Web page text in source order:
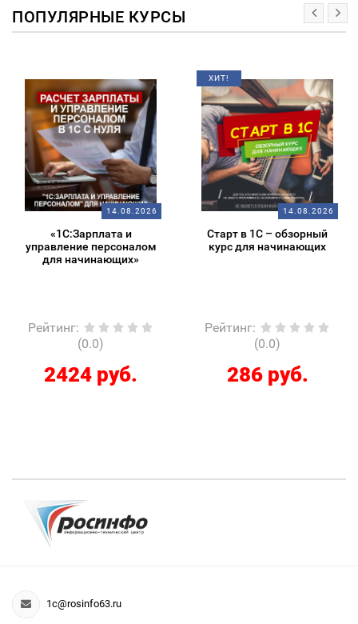
ПОПУЛЯРНЫЕ КУРСЫ
14.08.2026
«1С:Зарплата и
управление персоналом
для начинающих»
Рейтинг:
(0.0)
2424 руб.
ХИТ!
14.08.2026
Старт в 1С – обзорный
курс для начинающих
Рейтинг:
(0.0)
286 руб.
1c@rosinfo63.ru